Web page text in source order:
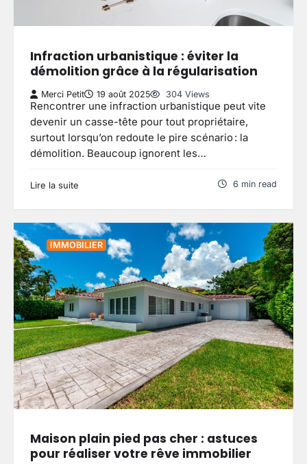
Infraction urbanistique : éviter la
démolition grâce à la régularisation
Merci Petit 19 août 2025 304 Views
Rencontrer une infraction urbanistique peut vite
devenir un casse-tête pour tout propriétaire,
surtout lorsqu’on redoute le pire scénario : la
démolition. Beaucoup ignorent les…
Lire la suite 6 min read
IMMOBILIER
Maison plain pied pas cher : astuces
pour réaliser votre rêve immobilier